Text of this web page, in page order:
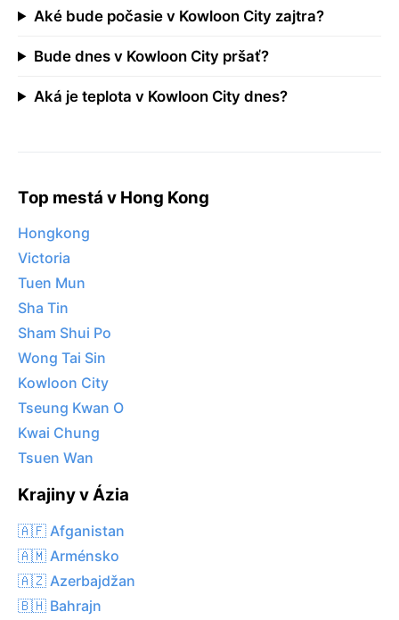
Aké bude počasie v Kowloon City zajtra?
Bude dnes v Kowloon City pršať?
Aká je teplota v Kowloon City dnes?
Top mestá v Hong Kong
Hongkong
Victoria
Tuen Mun
Sha Tin
Sham Shui Po
Wong Tai Sin
Kowloon City
Tseung Kwan O
Kwai Chung
Tsuen Wan
Krajiny v Ázia
🇦🇫 Afganistan
🇦🇲 Arménsko
🇦🇿 Azerbajdžan
🇧🇭 Bahrajn